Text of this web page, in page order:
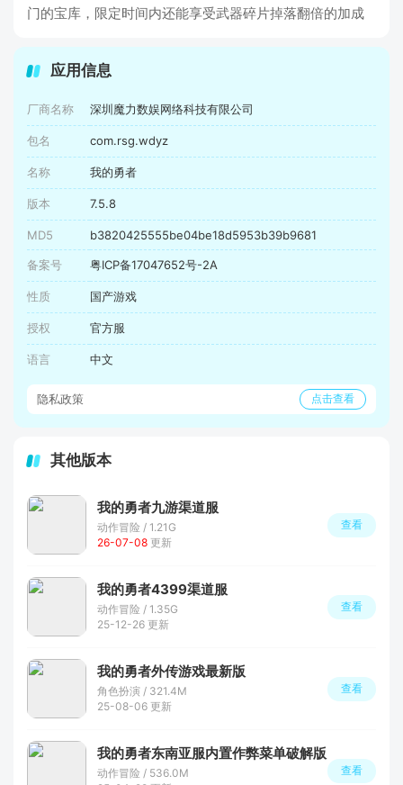
门的宝库，限定时间内还能享受武器碎片掉落翻倍的加成
应用信息
厂商名称 深圳魔力数娱网络科技有限公司
包名 com.rsg.wdyz
名称 我的勇者
版本 7.5.8
MD5 b3820425555be04be18d5953b39b9681
备案号 粤ICP备17047652号-2A
性质 国产游戏
授权 官方服
语言 中文
隐私政策 点击查看
其他版本
我的勇者九游渠道服
动作冒险 / 1.21G
26-07-08 更新
查看
我的勇者4399渠道服
动作冒险 / 1.35G
25-12-26 更新
查看
我的勇者外传游戏最新版
角色扮演 / 321.4M
25-08-06 更新
查看
我的勇者东南亚服内置作弊菜单破解版
动作冒险 / 536.0M
查看